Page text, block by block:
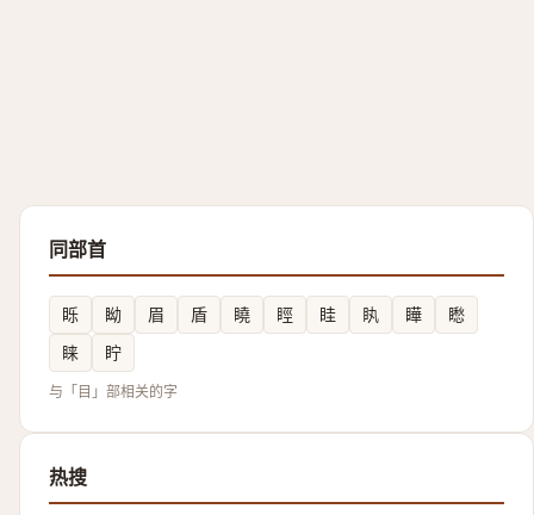
同部首
䀥 眑 眉 盾 䁱 䀴 眭 䀓 瞱
矁
睐
眝
与「目」部相关的字
热搜